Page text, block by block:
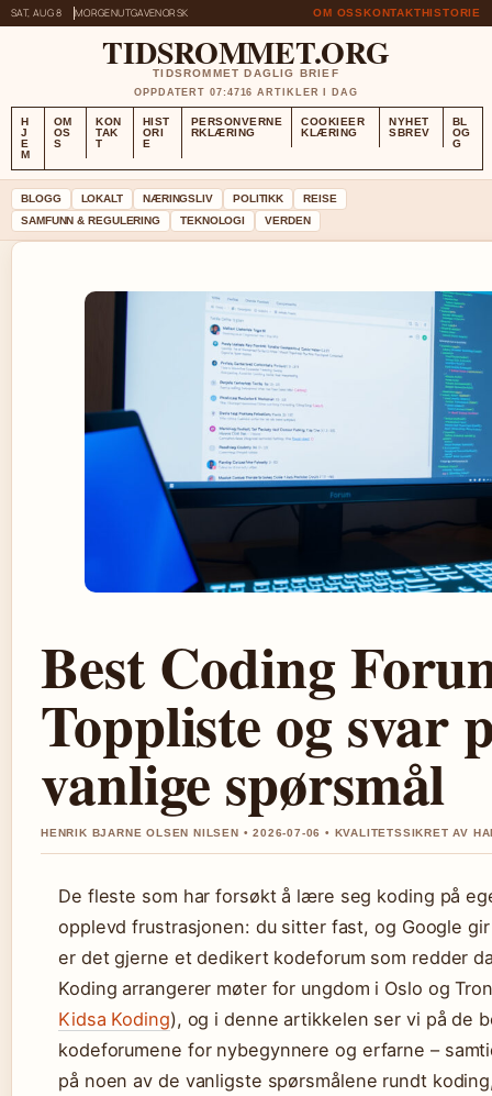
SAT, AUG 8 MORGENUTGAVENORSK OM OSSKONTAKTHISTORIE
TIDSROMMET.ORG
TIDSROMMET DAGLIG BRIEF
OPPDATERT 07:4716 ARTIKLER I DAG
H
J
E
M
OM
OS
S
KON
TAK
T
HIST
ORI
E
PERSONVERNE
RKLÆRING
COOKIEER
KLÆRING
NYHET
SBREV
BL
OG
G
BLOGG LOKALT NÆRINGSLIV POLITIKK
REISE
SAMFUNN & REGULERING
TEKNOLOGI VERDEN
Best Coding
Toppliste og svar
vanlige spørsmål
HENRIK BJARNE OLSEN NILSEN • 2026-07-06 • KVALITETSSIKRET AV
De fleste som har forsøkt å lære seg koding på
opplevd frustrasjonen: du sitter fast, og Google
er det gjerne et dedikert kodeforum som redder
Koding arrangerer møter for ungdom i Oslo og
Kidsa Koding), og i denne artikkelen ser vi på de
kodeforumene for nybegynnere og erfarne –
på noen av de vanligste spørsmålene rundt